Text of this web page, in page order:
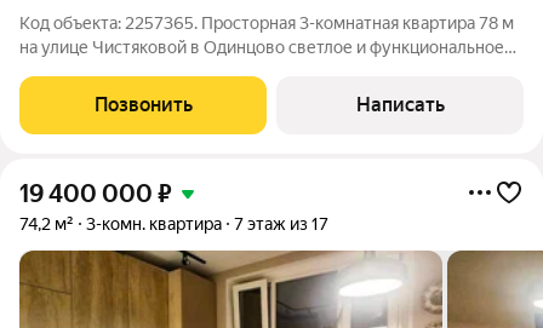
Код объекта: 2257365. Просторная 3-комнатная квартира 78 м
на улице Чистяковой в Одинцово светлое и функциональное
Окна выходят на улицу, квартира наполнена естественным
светом в течение дня, а
Позвонить Написать
19 400 000 ₽
74,2 м² 3-комн. квартира 7 этаж из 17